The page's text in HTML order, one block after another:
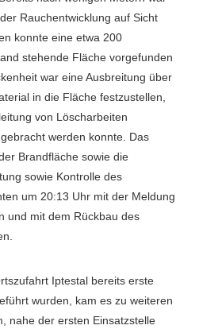
Rauchentwicklung auf Sicht
konnte eine etwa 200
stehende Fläche vorgefunden
war eine Ausbreitung über
in die Fläche festzustellen,
von Löscharbeiten
werden konnte. Das
Brandfläche sowie die
sowie Kontrolle des
um 20:13 Uhr mit der Meldung
und mit dem Rückbau des
Iptestal bereits erste
wurden, kam es zu weiteren
nahe der ersten Einsatzstelle